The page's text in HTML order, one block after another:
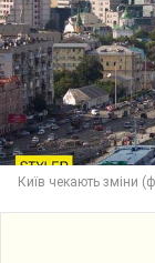
Київ чекають зміни